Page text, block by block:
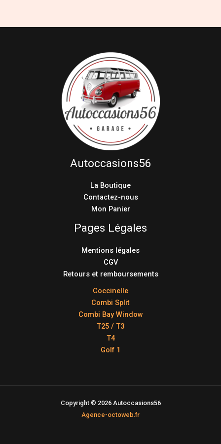
Autoccasions56
La Boutique
Contactez-nous
Mon Panier
Pages Légales
Mentions légales
CGV
Retours et remboursements
Coccinelle
Combi Split
Combi Bay Window
T25 / T3
T4
Golf 1
Copyright © 2026 Autoccasions56
Agence-octoweb.fr